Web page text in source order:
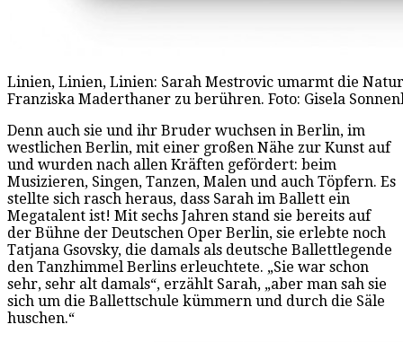
Linien, Linien, Linien: Sarah Mestrovic umarmt die
Franziska Maderthaner zu berühren. Foto: Gisela
Denn auch sie und ihr Bruder wuchsen in Berlin, im
westlichen Berlin, mit einer großen Nähe zur Kunst auf
und wurden nach allen Kräften gefördert: beim
Musizieren, Singen, Tanzen, Malen und auch Töpfern. Es
stellte sich rasch heraus, dass Sarah im Ballett ein
Megatalent ist! Mit sechs Jahren stand sie bereits auf
der Bühne der Deutschen Oper Berlin, sie erlebte noch
Tatjana Gsovsky, die damals als deutsche Ballettlegende
den Tanzhimmel Berlins erleuchtete. „Sie war schon
sehr, sehr alt damals“, erzählt Sarah, „aber man sah sie
sich um die Ballettschule kümmern und durch die Säle
huschen.“